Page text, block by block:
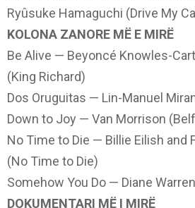
Ryûsuke Hamaguchi (Drive My
KOLONA ZANORE MË E MIRË
Be Alive — Beyoncé Knowles-
(King Richard)
Dos Oruguitas — Lin-Manuel
Down to Joy — Van Morrison
No Time to Die — Billie Eilish and
(No Time to Die)
Somehow You Do — Diane
DOKUMENTARI MË I MIRË